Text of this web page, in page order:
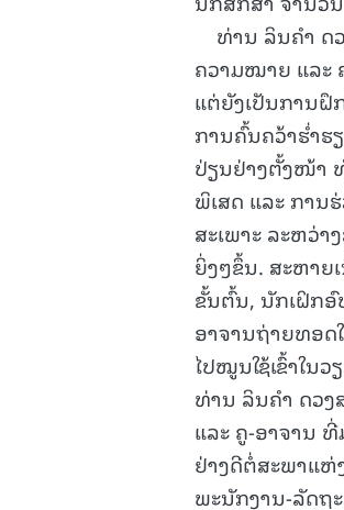
ທ່ານ ລິນຄຳ ດ
ຄວາມໝາຍ ແລະ
ແຕ່ຍັງເປັນການ
ການຄົ້ນຄວ້າຮໍ່າ
ປ່ຽນຢ່າງຕັ້ງໜ້າ
ພິເສດ ແລະ ການ
ສະເພາະ ລະຫວ່
ຍິ່ງໆຂຶ້ນ. ສະຫາ
ຂັ້ນຕົ້ນ, ນັກເຝິກ
ອາຈານຖ່າຍທອດ
ໄປໝູນໃຊ້ເຂົ້າໃນ
ທ່ານ ລິນຄຳ ດວງ
ແລະ ຄູ-ອາຈານ
ຢ່າງດີຕໍ່ສະພາແ
ພະນັກງານ-ລັດຖ